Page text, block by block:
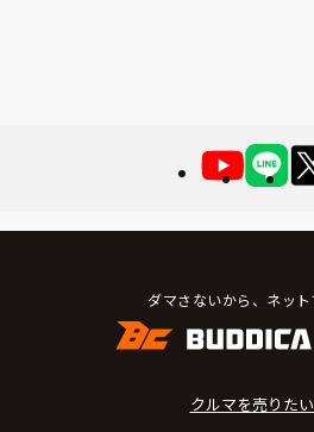
ダマさないから、ネット
クルマを売りた